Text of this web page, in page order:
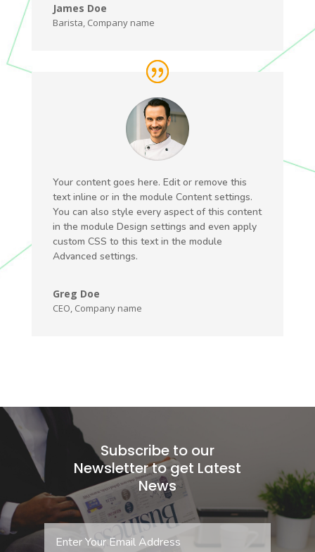
James Doe
Barista, Company name
Your content goes here. Edit or remove this
text inline or in the module Content settings.
You can also style every aspect of this content
in the module Design settings and even apply
custom CSS to this text in the module
Advanced settings.
Greg Doe
CEO, Company name
Subscribe to our
Newsletter to get Latest
News